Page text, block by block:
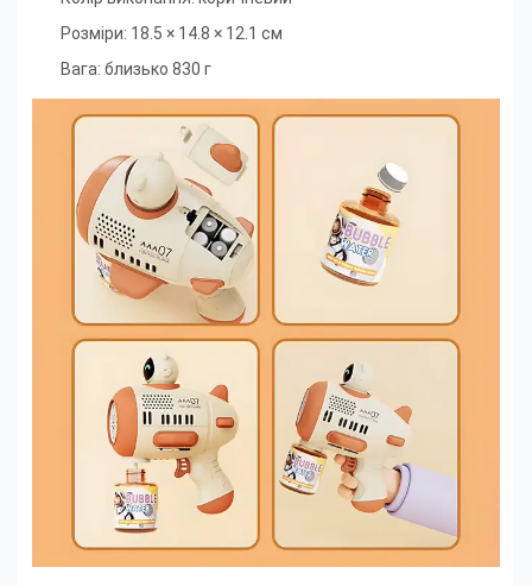
Розміри: 18.5 × 14.8 × 12.1 см
Вага: близько 830 г